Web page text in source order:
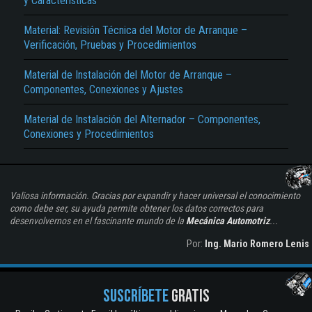
Material: Revisión Técnica del Motor de Arranque –
Verificación, Pruebas y Procedimientos
Material de Instalación del Motor de Arranque –
Componentes, Conexiones y Ajustes
Material de Instalación del Alternador – Componentes,
Conexiones y Procedimientos
Valiosa información. Gracias por expandir y hacer universal el conocimiento
como debe ser, su ayuda permite obtener los datos correctos para
desenvolvernos en el fascinante mundo de la Mecánica Automotriz...
Por: Ing. Mario Romero Lenis
SUSCRÍBETEGRATIS